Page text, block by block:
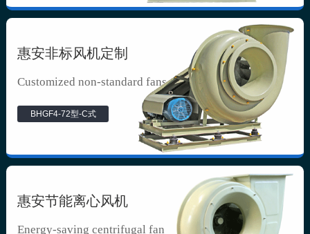
惠安非标风机定制
Customized non-standard fans
BHGF4-72型-C式
惠安节能离心风机
Energy-saving centrifugal fan